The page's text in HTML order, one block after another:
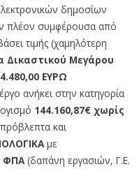
δημοσίων
πλέον συμφέρουσα από
τιμής (χαμηλότερη
Δικαστικού Μεγάρου
ΕΥΡΩ
ανήκει στην κατηγορία
144.160,87€ χωρίς
και
με
ΦΠΑ(δαπάνη εργασιών, Γ.Ε.